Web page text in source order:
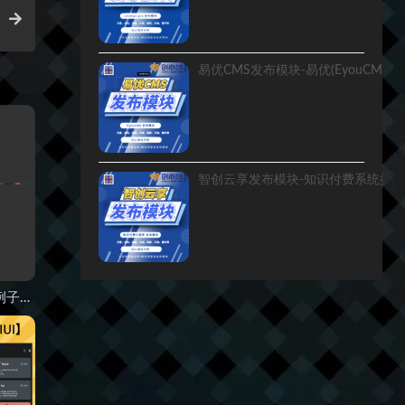
易语言SVG转PNG源码例子可自定义封装模块！